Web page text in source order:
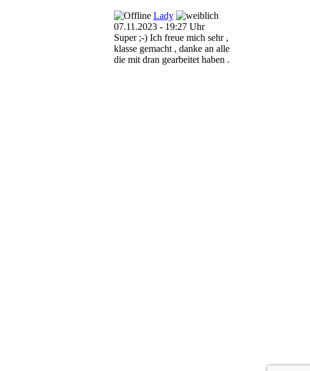
Lady
07.11.2023 - 19:27 Uhr
Super ;-) Ich freue mich sehr ,
klasse gemacht , danke an alle
die mit dran gearbeitet haben .